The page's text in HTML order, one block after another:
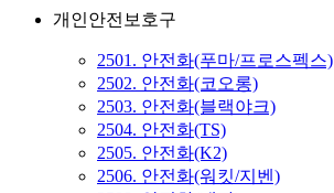
개인안전보호구
2501. 안전화(푸마/프로스펙스)
2502. 안전화(코오롱)
2503. 안전화(블랙야크)
2504. 안전화(TS)
2505. 안전화(K2)
2506. 안전화(워킷/지벤)